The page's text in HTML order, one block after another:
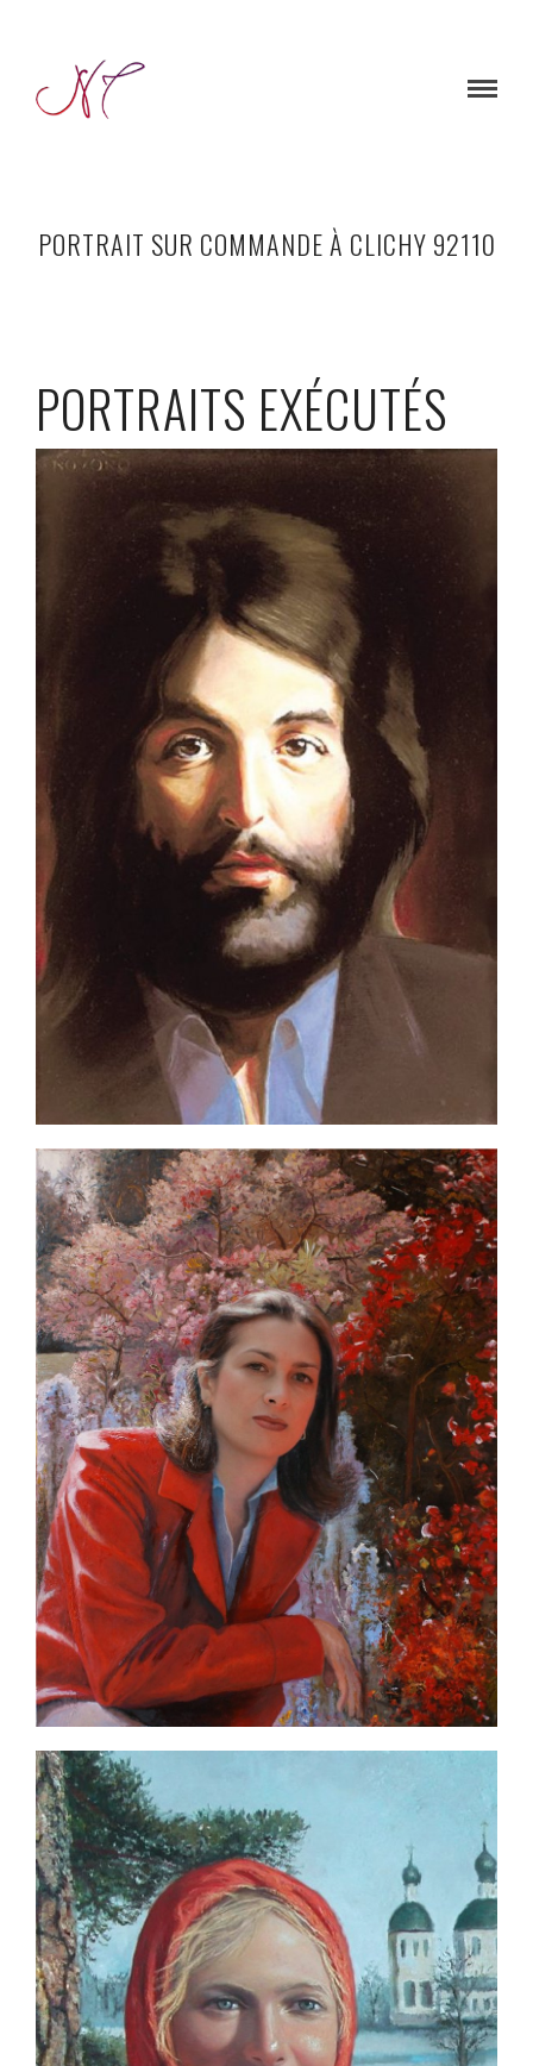
PORTRAIT SUR COMMANDE À CLICHY 92110
PORTRAITS EXÉCUTÉS